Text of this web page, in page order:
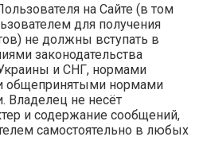
на Сайте (в том
для получения
не должны вступать в
законодательства
и СНГ, нормами
общепринятыми нормами
Владелец не несёт
и содержание сообщений,
самостоятельно в любых